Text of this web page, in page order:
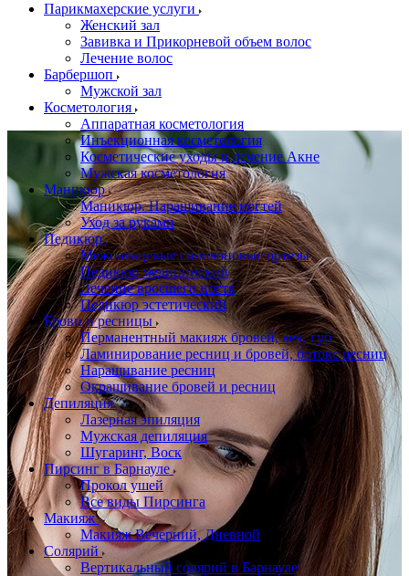
Парикмахерские услуги
Женский зал
Завивка и Прикорневой объем волос
Лечение волос
Барбершоп
Мужской зал
Косметология
Аппаратная косметология
Инъекционная косметология
Косметические уходы и лечение Акне
Мужская косметология
Маникюр
Маникюр. Наращивание ногтей
Уход за руками
Педикюр
Межпальцевые силиконовые ортезы
Педикюр медицинский
Лечение вросшего ногтя
Педикюр эстетический
Брови и ресницы
Перманентный макияж бровей, век, губ
Ламинирование ресниц и бровей, бoтoкс ресниц
Наращивание ресниц
Окрашивание бровей и ресниц
Депиляция
Лазерная эпиляция
Мужская депиляция
Шугаринг, Воск
Пирсинг в Барнауле
Прокол ушей
Все виды Пирсинга
Макияж
Макияж Вечерний, Дневной
Солярий
Вертикальный солярий в Барнауле